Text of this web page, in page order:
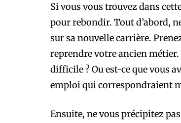
Si vous vous trouvez dans
pour rebondir. Tout d’abord,
sur sa nouvelle carrière.
reprendre votre ancien
difficile ? Ou est-ce que vous
emploi qui correspondraient
Ensuite, ne vous précipitez